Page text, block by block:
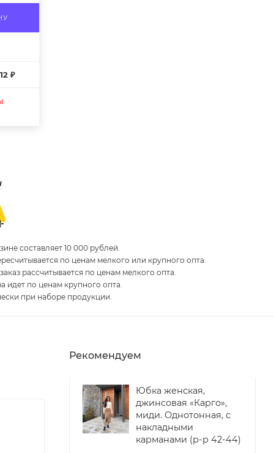
₽
составляет 10 000 рублей.
по ценам мелкого или крупного опта.
рассчитывается по ценам мелкого опта.
идет по ценам крупного опта.
при наборе продукции.
Рекомендуем
Юбка женская,
джинсовая «Карго»,
миди. Однотонная, с
накладными
карманами (р-р 42-44)